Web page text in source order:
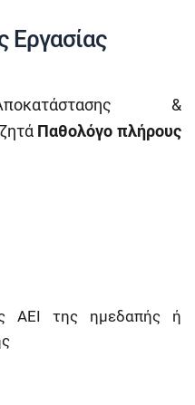
Εργασίας
&
Παθολόγο πλήρους
ΑΕΙ της ημεδαπής ή